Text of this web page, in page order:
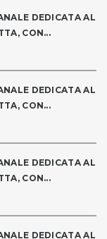
DEDICATA AL
CON...
DEDICATA AL
CON...
DEDICATA AL
CON...
DEDICATA AL